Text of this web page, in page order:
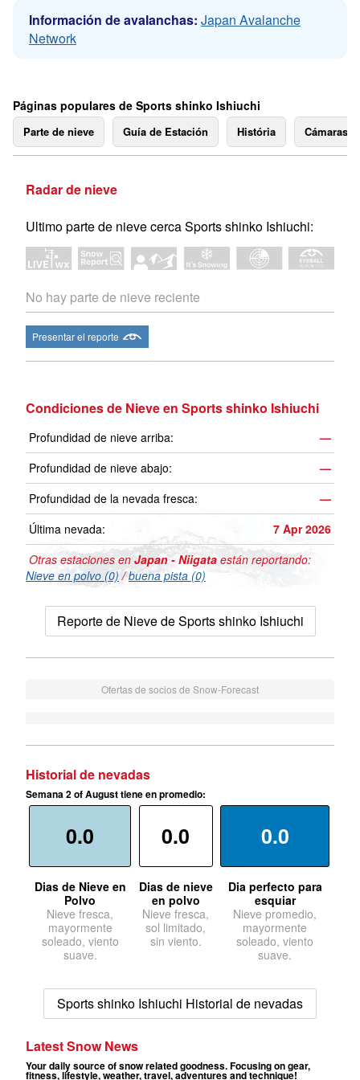
Información de avalanchas: Japan Avalanche
Network
Páginas populares de Sports shinko Ishiuchi
Parte de nieve Guía de Estación História Cámaras
Radar de nieve
Ultimo parte de nieve cerca Sports shinko Ishiuchi:
No hay parte de nieve reciente
Presentar el reporte
Condiciones de Nieve en Sports shinko Ishiuchi
Profundidad de nieve arriba:
—
Profundidad de nieve abajo:
—
Profundidad de la nevada fresca:
—
Última nevada:
7 Apr 2026
Otras estaciones enJapan - Niigata están reportando:
Nieve en polvo (0)/buena pista (0)
Reporte de Nieve de Sports shinko Ishiuchi
Ofertas de socios de Snow-Forecast
Historial de nevadas
Semana 2 of August tiene en promedio:
0.0
Dias de Nieve en
Polvo
Nieve fresca,
mayormente
soleado, viento
suave.
0.0
Dias de nieve
en polvo
Nieve fresca,
sol limitado,
sin viento.
0.0
Dia perfecto para
esquiar
Nieve promedio,
mayormente
soleado, viento
suave.
Sports shinko Ishiuchi Historial de nevadas